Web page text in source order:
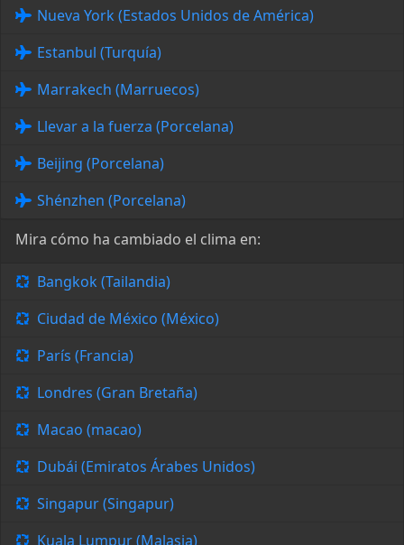
Nueva York (Estados Unidos de América)
Estanbul (Turquía)
Marrakech (Marruecos)
Llevar a la fuerza (Porcelana)
Beijing (Porcelana)
Shénzhen (Porcelana)
Mira cómo ha cambiado el clima en:
Bangkok (Tailandia)
Ciudad de México (México)
París (Francia)
Londres (Gran Bretaña)
Macao (macao)
Dubái (Emiratos Árabes Unidos)
Singapur (Singapur)
Kuala Lumpur (Malasia)